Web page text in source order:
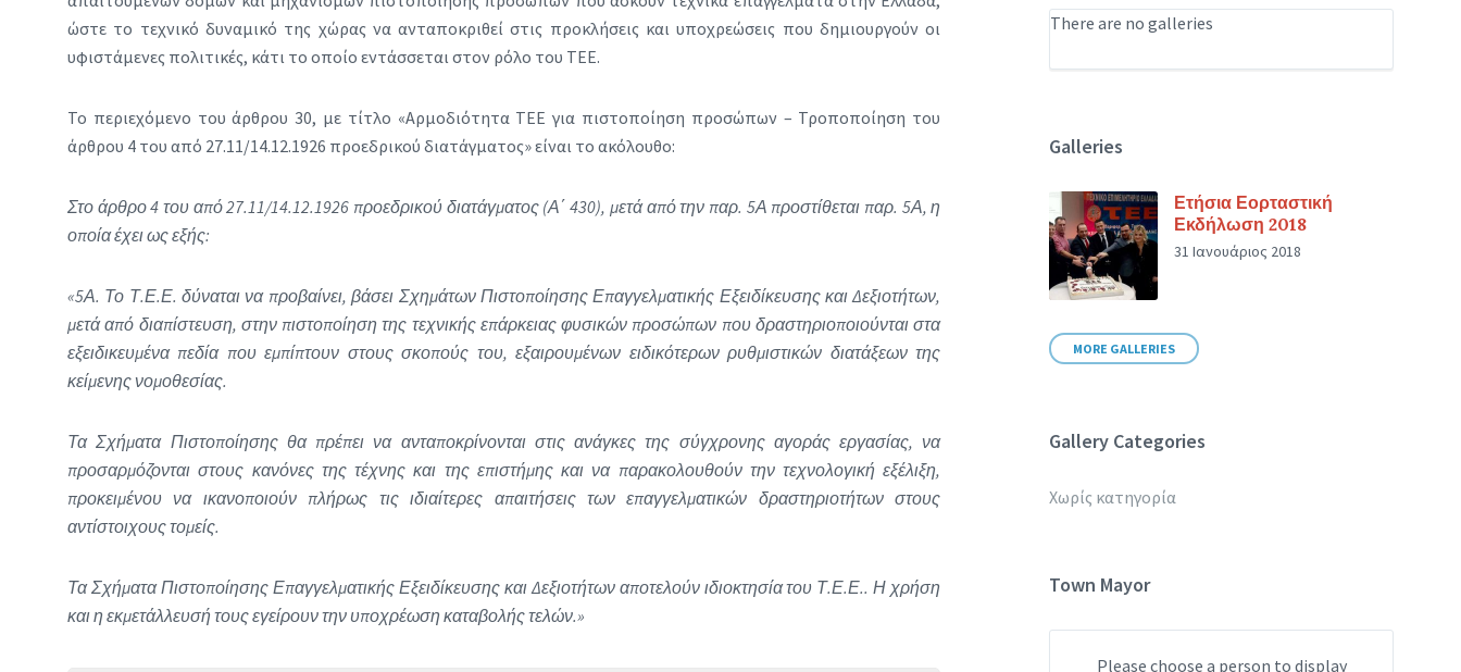
ώστε το τεχνικό δυναμικό της χώρας να ανταποκριθεί στις προκλήσεις και υποχρεώσεις που δημιουργούν οι
υφιστάμενες πολιτικές, κάτι το οποίο εντάσσεται στον ρόλο του ΤΕΕ.
Το περιεχόμενο του άρθρου 30, με τίτλο «Αρμοδιότητα ΤΕΕ για πιστοποίηση προσώπων – Τροποποίηση του
άρθρου 4 του από 27.11/14.12.1926 προεδρικού διατάγματος» είναι το ακόλουθο:
Στο άρθρο 4 του από 27.11/14.12.1926 προεδρικού διατάγματος (Α΄ 430), μετά από την παρ. 5Α προστίθεται παρ. 5Α, η
οποία έχει ως εξής:
«5Α. Το Τ.Ε.Ε. δύναται να προβαίνει, βάσει Σχημάτων Πιστοποίησης Επαγγελματικής Εξειδίκευσης και Δεξιοτήτων,
μετά από διαπίστευση, στην πιστοποίηση της τεχνικής επάρκειας φυσικών προσώπων που δραστηριοποιούνται στα
εξειδικευμένα πεδία που εμπίπτουν στους σκοπούς του, εξαιρουμένων ειδικότερων ρυθμιστικών διατάξεων της
κείμενης νομοθεσίας.
Τα Σχήματα Πιστοποίησης θα πρέπει να ανταποκρίνονται στις ανάγκες της σύγχρονης αγοράς εργασίας, να
προσαρμόζονται στους κανόνες της τέχνης και της επιστήμης και να παρακολουθούν την τεχνολογική εξέλιξη,
προκειμένου να ικανοποιούν πλήρως τις ιδιαίτερες απαιτήσεις των επαγγελματικών δραστηριοτήτων στους
αντίστοιχους τομείς.
Τα Σχήματα Πιστοποίησης Επαγγελματικής Εξειδίκευσης και Δεξιοτήτων αποτελούν ιδιοκτησία του Τ.Ε.Ε.. Η χρήση
και η εκμετάλλευσή τους εγείρουν την υποχρέωση καταβολής τελών.»
There are no galleries
Galleries
Ετήσια Εορταστική
Εκδήλωση 2018
31 Ιανουάριος 2018
MORE GALLERIES
Gallery Categories
Χωρίς κατηγορία
Town Mayor
Please choose a person to display